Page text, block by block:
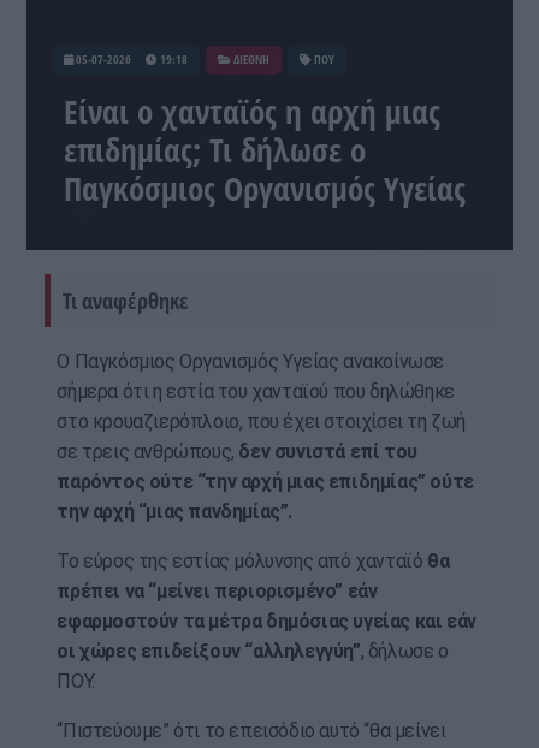
05-07-2026 19:18 ΔΙΕΘΝΗ ΠΟΥ
Είναι ο χανταϊός η αρχή μιας
επιδημίας; Τι δήλωσε ο
Παγκόσμιος Οργανισμός Υγείας
Τι αναφέρθηκε
Ο Παγκόσμιος Οργανισμός Υγείας ανακοίνωσε
σήμερα ότι η εστία του χανταϊού που δηλώθηκε
στο κρουαζιερόπλοιο, που έχει στοιχίσει τη ζωή
σε τρεις ανθρώπους, δεν συνιστά επί του
παρόντος ούτε “την αρχή μιας επιδημίας” ούτε
την αρχή “μιας πανδημίας”.
Το εύρος της εστίας μόλυνσης από χανταϊό θα
πρέπει να “μείνει περιορισμένο” εάν
εφαρμοστούν τα μέτρα δημόσιας υγείας και εάν
οι χώρες επιδείξουν “αλληλεγγύη”, δήλωσε ο
ΠΟΥ.
“Πιστεύουμε” ότι το επεισόδιο αυτό “θα μείνει